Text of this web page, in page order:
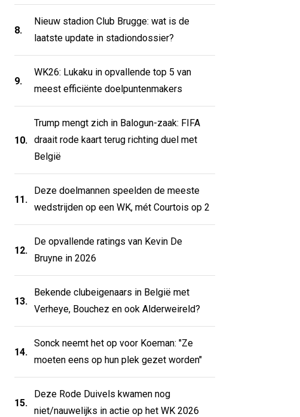
8.
Nieuw stadion Club Brugge: wat is de
laatste update in stadiondossier?
9.
WK26: Lukaku in opvallende top 5 van
meest efficiënte doelpuntenmakers
10.
Trump mengt zich in Balogun-zaak: FIFA
draait rode kaart terug richting duel met
België
11.
Deze doelmannen speelden de meeste
wedstrijden op een WK, mét Courtois op 2
12.
De opvallende ratings van Kevin De
Bruyne in 2026
13.
Bekende clubeigenaars in België met
Verheye, Bouchez en ook Alderweireld?
14.
Sonck neemt het op voor Koeman: "Ze
moeten eens op hun plek gezet worden"
15.
Deze Rode Duivels kwamen nog
niet/nauwelijks in actie op het WK 2026